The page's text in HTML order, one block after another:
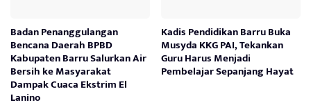
Badan Penanggulangan
Bencana Daerah BPBD
Kabupaten Barru Salurkan Air
Bersih ke Masyarakat
Dampak Cuaca Ekstrim El
Lanino
Kadis Pendidikan Barru Buka
Musyda KKG PAI, Tekankan
Guru Harus Menjadi
Pembelajar Sepanjang Hayat